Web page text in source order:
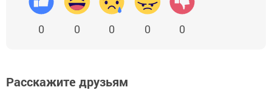
0 0 0 0 0
Расскажите друзьям